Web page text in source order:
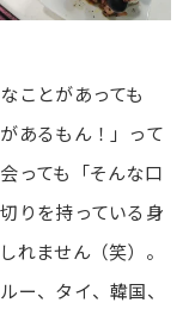
ことがあっても
あるもん！」って
っても「そんな口
りを持っている身
れません（笑）。
ー、タイ、韓国、